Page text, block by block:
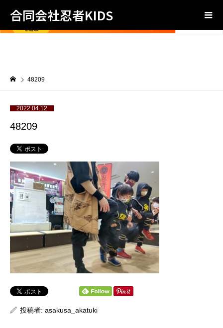
合同会社忍者KIDS
48209
2022.04.12
48209
投稿者: asakusa_akatuki